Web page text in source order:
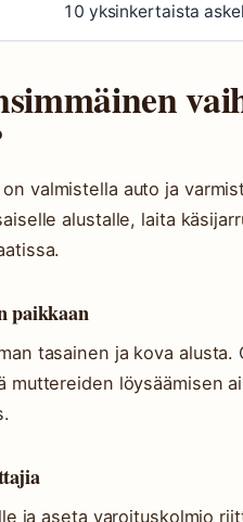
10 yksinkertaista
valmistella auto ja
alustalle, laita
paikkaan
tasainen ja kova
muttereiden löysäämisen
ja aseta varoituskolmio